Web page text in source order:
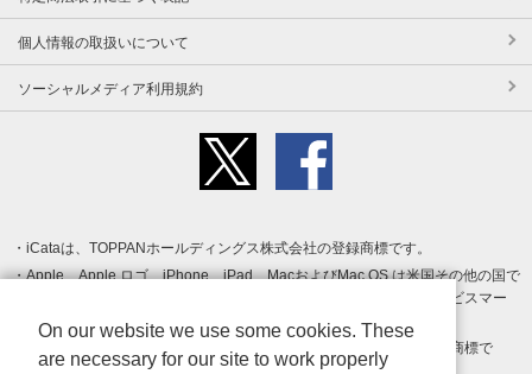
個人情報の取扱いについて
ソーシャルメディア利用規約
iCataは、TOPPANホールディングス株式会社の登録商標です。
Apple、Apple ロゴ、iPhone、iPad、MacおよびMac OS は米国その他の国で
登録された Apple Inc. の商標です。App Store は Apple Inc. のサービスマー
クです。
Android、Google Play および Google Play ロゴ は Google LLC の商標で
す。
On our website we use some cookies. These
are necessary for our site to work properly